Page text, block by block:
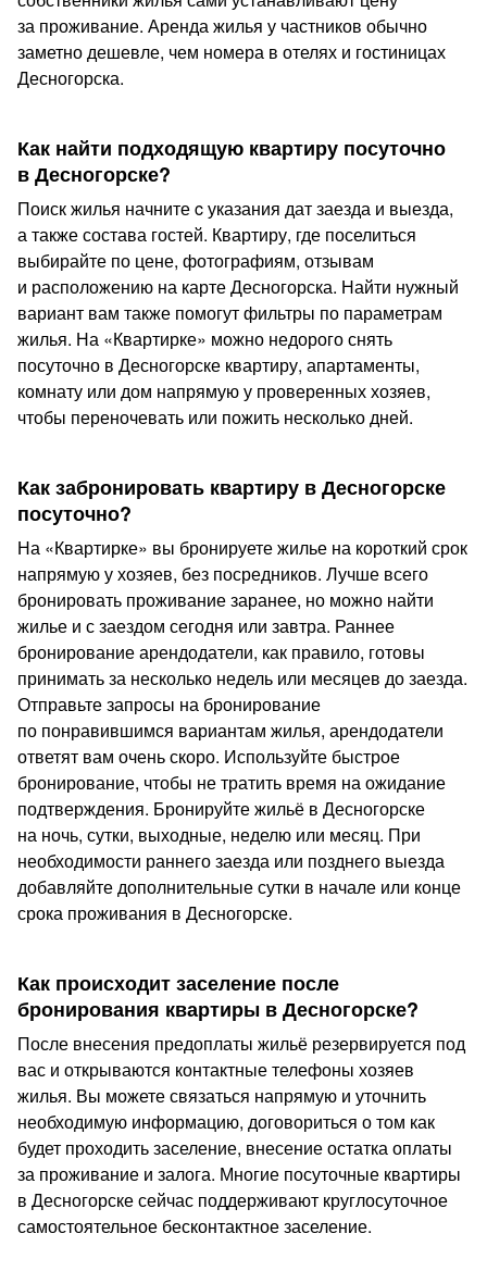
за проживание. Аренда жилья у частников обычно
заметно дешевле, чем номера в отелях и гостиницах
Десногорска.
Как найти подходящую квартиру посуточно
в Десногорске?
Поиск жилья начните c указания дат заезда и выезда,
а также состава гостей. Квартиру, где поселиться
выбирайте по цене, фотографиям, отзывам
и расположению на карте Десногорска. Найти нужный
вариант вам также помогут фильтры по параметрам
жилья. На «Квартирке» можно недорого снять
посуточно в Десногорске квартиру, апартаменты,
комнату или дом напрямую у проверенных хозяев,
чтобы переночевать или пожить несколько дней.
Как забронировать квартиру в Десногорске
посуточно?
На «Квартирке» вы бронируете жилье на короткий срок
напрямую у хозяев, без посредников. Лучше всего
бронировать проживание заранее, но можно найти
жилье и с заездом сегодня или завтра. Раннее
бронирование арендодатели, как правило, готовы
принимать за несколько недель или месяцев до заезда.
Отправьте запросы на бронирование
по понравившимся вариантам жилья, арендодатели
ответят вам очень скоро. Используйте быстрое
бронирование, чтобы не тратить время на ожидание
подтверждения. Бронируйте жильё в Десногорске
на ночь, сутки, выходные, неделю или месяц. При
необходимости раннего заезда или позднего выезда
добавляйте дополнительные сутки в начале или конце
срока проживания в Десногорске.
Как происходит заселение после
бронирования квартиры в Десногорске?
После внесения предоплаты жильё резервируется под
вас и открываются контактные телефоны хозяев
жилья. Вы можете связаться напрямую и уточнить
необходимую информацию, договориться о том как
будет проходить заселение, внесение остатка оплаты
за проживание и залога. Многие посуточные квартиры
в Десногорске сейчас поддерживают круглосуточное
самостоятельное бесконтактное заселение.